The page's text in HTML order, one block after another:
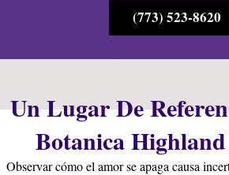
(773) 523-8620
Un Lugar De
Botanica
Observar cómo el amor se apaga causa